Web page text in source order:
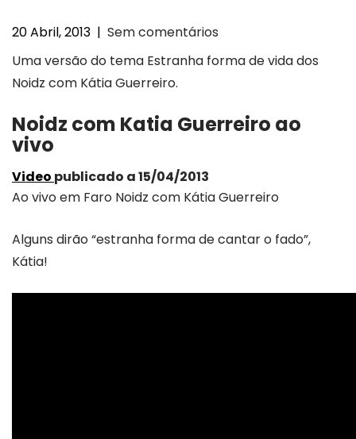
20 Abril, 2013 | Sem comentários
Uma versão do tema Estranha forma de vida dos
Noidz com Kátia Guerreiro.
Noidz com Katia Guerreiro ao
vivo
Video publicado a 15/04/2013
Ao vivo em Faro Noidz com Kátia Guerreiro
Alguns dirão “estranha forma de cantar o fado”,
Kátia!